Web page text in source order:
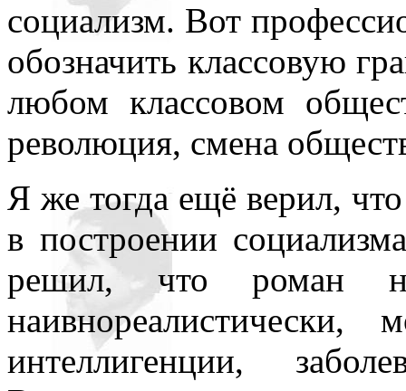
социализм. Вот
обозначить классовую
любом классовом
революция, смена
Я же тогда ещё верил,
в построении
решил, что роман не
интеллигенции,